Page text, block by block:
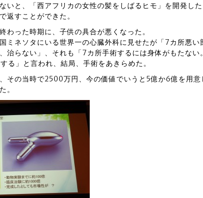
いと、「西アフリカの女性の髪をしばるヒモ」を開発した
返すことができた。
わった時期に、子供の具合が悪くなった。
ミネソタにいる世界一の心臓外科に見せたが「7カ所悪い
治らない」、それも「7カ所手術するには身体がもたない
る」と言われ、結局、手術をあきらめた。
その当時で2500万円、今の価値でいうと5億か6億を用意
。